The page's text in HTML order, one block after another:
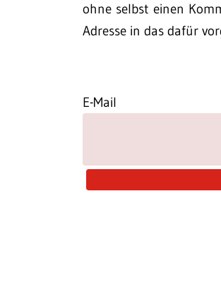
ohne selbst einen
Adresse in das dafür
E-Mail